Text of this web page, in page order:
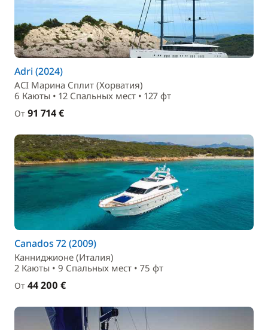
Adri (2024)
ACI Марина Сплит (Хорватия)
6 Каюты • 12 Спальныx мест • 127 фт
От 91 714 €
Canados 72 (2009)
Канниджионе (Италия)
2 Каюты • 9 Спальныx мест • 75 фт
От 44 200 €